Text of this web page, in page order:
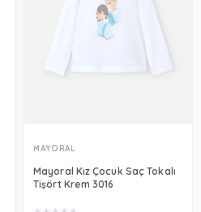
MAYORAL
Mayoral Kız Çocuk Saç Tokalı
Tişört Krem 3016